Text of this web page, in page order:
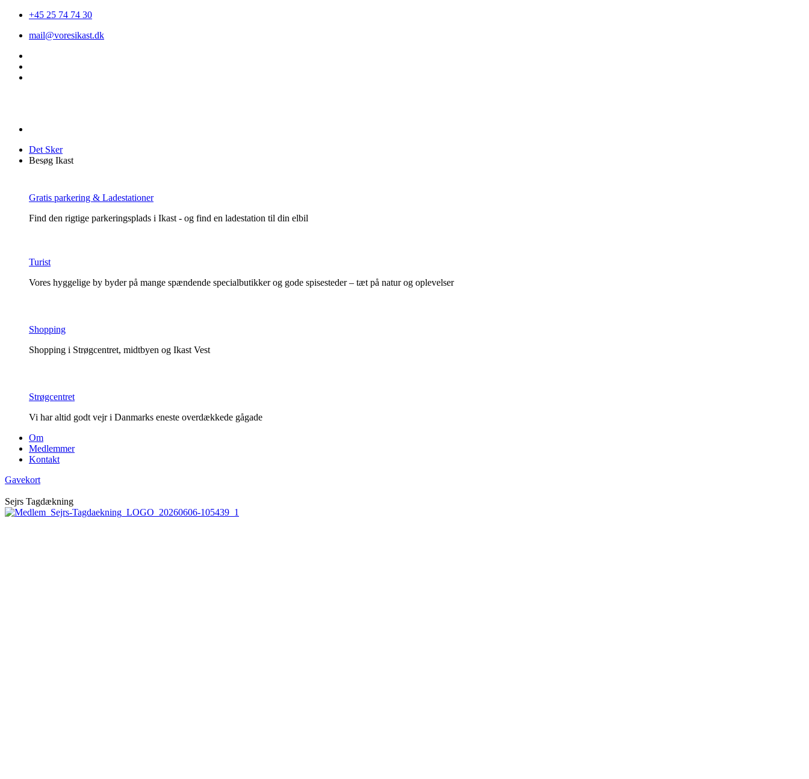
+45 25 74 74 30
mail@voresikast.dk
Det Sker
Besøg Ikast
Gratis parkering & Ladestationer
Find den rigtige parkeringsplads i Ikast - og find en ladestation til din elbil
Turist
Vores hyggelige by byder på mange spændende specialbutikker og gode spisesteder – tæt på natur og oplevelser
Shopping
Shopping i Strøgcentret, midtbyen og Ikast Vest
Strøgcentret
Vi har altid godt vejr i Danmarks eneste overdækkede gågade
Om
Medlemmer
Kontakt
Gavekort
Sejrs Tagdækning